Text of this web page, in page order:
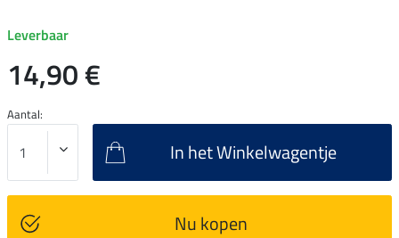
Leverbaar
14,90 €
Aantal:
In het Winkelwagentje
Nu kopen